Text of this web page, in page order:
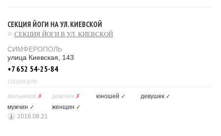
СЕКЦИЯ ЙОГИ НА УЛ. КИЕВСКОЙ
СЕКЦИЯ ЙОГИ В УЛ. КИЕВСКОЙ
СИМФЕРОПОЛЬ
улица Киевская, 143
+7 652 54-25-84
СЕКЦИЯ ДЛЯ
мальчиков ✗ девочек ✗ юношей ✓ девушек ✓
мужчин ✓ женщин ✓
2016.08.21